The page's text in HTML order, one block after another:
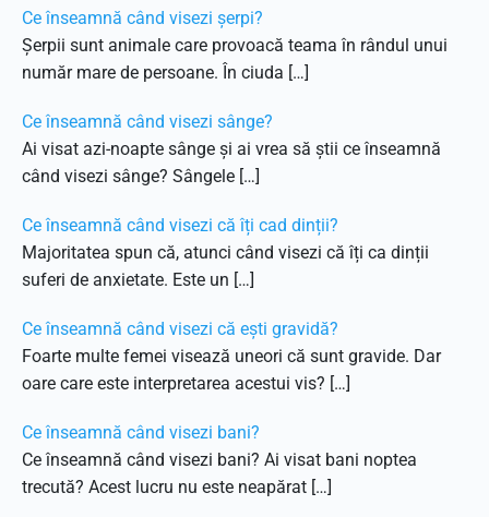
Ce înseamnă când visezi șerpi?
Șerpii sunt animale care provoacă teama în rândul unui
număr mare de persoane. În ciuda […]
Ce înseamnă când visezi sânge?
Ai visat azi-noapte sânge și ai vrea să știi ce înseamnă
când visezi sânge? Sângele […]
Ce înseamnă când visezi că îți cad dinții?
Majoritatea spun că, atunci când visezi că îți ca dinții
suferi de anxietate. Este un […]
Ce înseamnă când visezi că ești gravidă?
Foarte multe femei visează uneori că sunt gravide. Dar
oare care este interpretarea acestui vis? […]
Ce înseamnă când visezi bani?
Ce înseamnă când visezi bani? Ai visat bani noptea
trecută? Acest lucru nu este neapărat […]